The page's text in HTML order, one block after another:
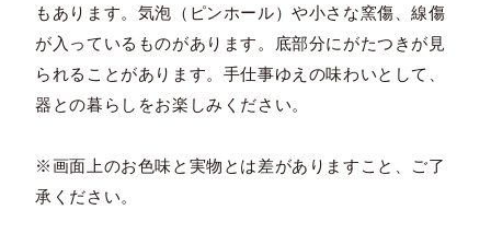
もあります。気泡（ピンホール）や小さな窯傷、線傷
が入っているものがあります。底部分にがたつきが見
られることがあります。手仕事ゆえの味わいとして、
器との暮らしをお楽しみください。
※画面上のお色味と実物とは差がありますこと、ご了
承ください。